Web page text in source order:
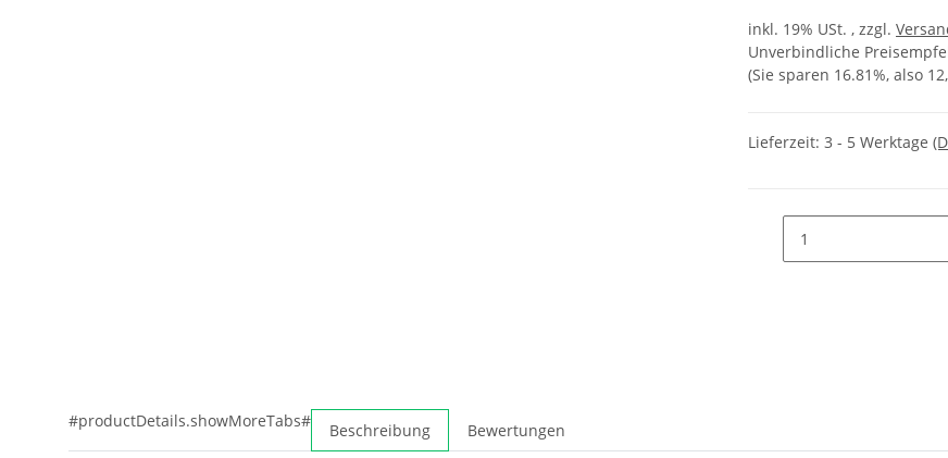
inkl. 19% USt. , zzgl.
Unverbindliche
(Sie sparen 16.81%, also
Lieferzeit: 3 - 5 Werktage
#productDetails.showMoreTabs# Beschreibung Bewertungen